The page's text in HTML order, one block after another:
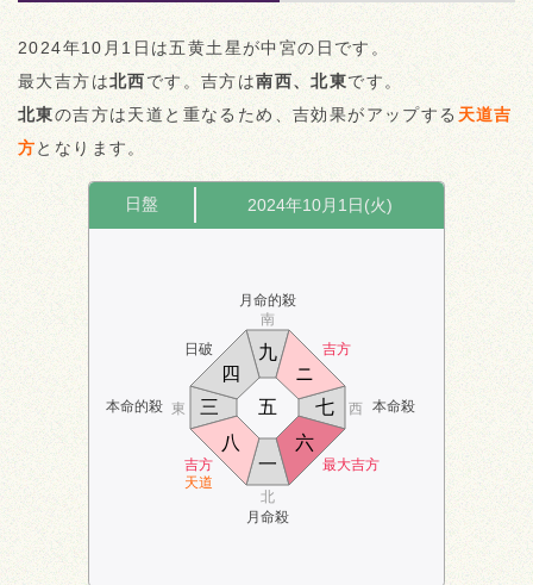
2024年10月1日は五黄土星が中宮の日です。
最大吉方は北西です。吉方は南西、北東です。
北東の吉方は天道と重なるため、吉効果がアップする 天道吉
方となります。
日盤 2024年10月1日(火)
日破
月命的殺
吉方
本命的殺 本命殺
吉方
天道
月命殺
最大吉方
南
北
東 西
一
ニ
三
四
五
六
七
八
九